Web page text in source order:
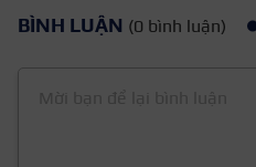
BÌNH LUẬN (0 bình luận)